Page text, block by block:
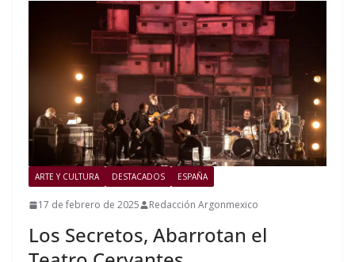
ARTE Y CULTURA DESTACADOS ESPAÑA
17 de febrero de 2025 Redacción Argonmexico
Los Secretos, Abarrotan el